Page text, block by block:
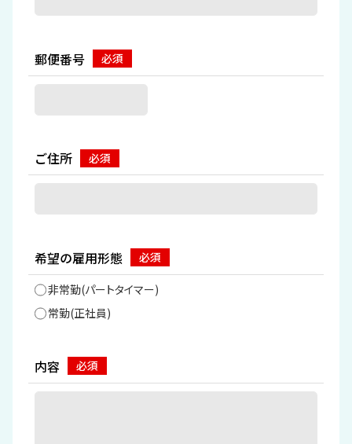
郵便番号
ご住所
希望の雇用形態
非常勤(パートタイマー)
常勤(正社員)
内容